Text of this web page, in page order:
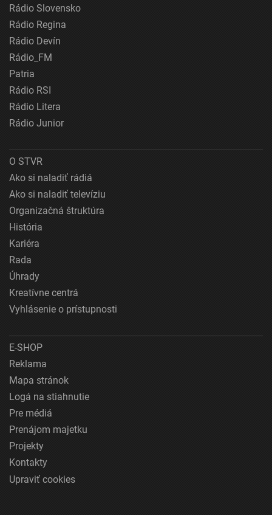
Rádio Slovensko
Rádio Regina
Rádio Devín
Rádio_FM
Patria
Rádio RSI
Rádio Litera
Rádio Junior
O STVR
Ako si naladiť rádiá
Ako si naladiť televíziu
Organizačná štruktúra
História
Kariéra
Rada
Úhrady
Kreatívne centrá
Vyhlásenie o prístupnosti
E-SHOP
Reklama
Mapa stránok
Logá na stiahnutie
Pre médiá
Prenájom majetku
Projekty
Kontakty
Upraviť cookies